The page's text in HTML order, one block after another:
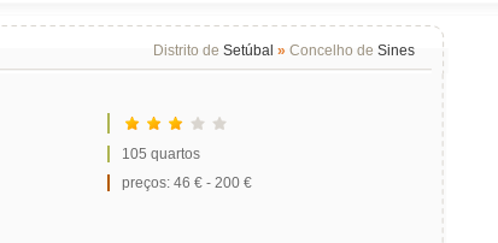
Distrito de Setúbal » Concelho de Sines
105 quartos
preços: 46 € - 200 €